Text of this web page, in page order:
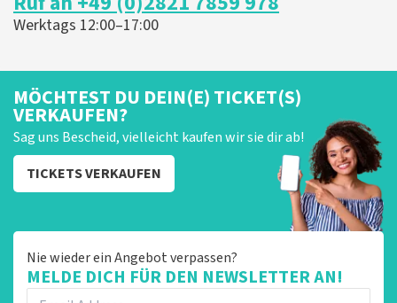
Werktags 12:00–17:00
MÖCHTEST DU DEIN(E) TICKET(S)
VERKAUFEN?
Sag uns Bescheid, vielleicht kaufen wir sie dir ab!
TICKETS VERKAUFEN
Nie wieder ein Angebot verpassen?
MELDE DICH FÜR DEN NEWSLETTER AN!